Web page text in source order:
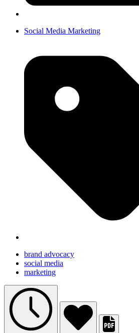
Social Media Marketing
brand advocacy
social media
marketing